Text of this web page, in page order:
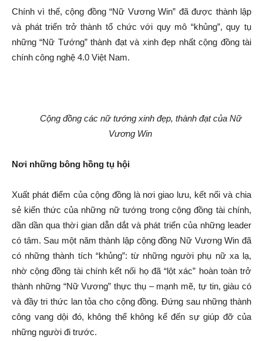
Chính vì thế, cộng đồng “Nữ Vương Win” đã được thành lập
và phát triển trở thành tổ chức với quy mô “khủng”, quy tụ
những “Nữ Tướng” thành đạt và xinh đẹp nhất cộng đồng tài
chính công nghệ 4.0 Việt Nam.
Cộng đồng các nữ tướng xinh đẹp, thành đạt của Nữ
Vương Win
Nơi những bông hồng tụ hội
Xuất phát điểm của cộng đồng là nơi giao lưu, kết nối và chia
sẻ kiến thức của những nữ tướng trong cộng đồng tài chính,
dần dần qua thời gian dẫn dắt và phát triển của những leader
có tâm. Sau một năm thành lập cộng đồng Nữ Vương Win đã
có những thành tích “khủng”: từ những người phụ nữ xa lạ,
nhờ cộng đồng tài chính kết nối họ đã “lột xác” hoàn toàn trở
thành những “Nữ Vương” thực thụ – mạnh mẽ, tự tin, giàu có
và đầy tri thức lan tỏa cho cộng đồng. Đứng sau những thành
công vang dội đó, không thể không kể đến sự giúp đỡ của
những người đi trước.